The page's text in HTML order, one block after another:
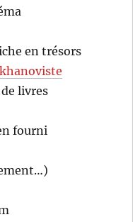
en trésors
livres
fourni